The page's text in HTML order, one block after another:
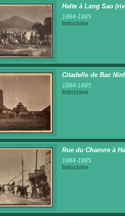
Halte à Lang Sao
1884-1885
Indochine
Citadelle de Bac
1884-1885
Indochine
Rue du Chanvre à
1884-1885
Indochine